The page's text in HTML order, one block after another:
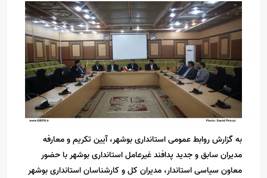
به گزارش روابط عمومی استانداری بوشهر، آیین تکریم و معارفه
مدیران سابق و‌ جدید پدافند غیرعامل استانداری بوشهر با حضور
معاون سیاسی استاندار، مدیران کل و‌ کارشناسان استانداری بوشهر